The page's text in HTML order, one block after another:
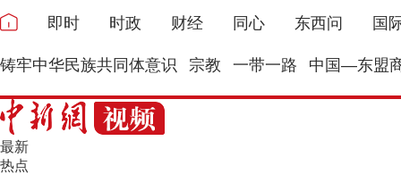
即时 时政 财经 同心 东西问 国
铸牢中华民族共同体意识 宗教 一带一路 中国—东盟
最新
热点